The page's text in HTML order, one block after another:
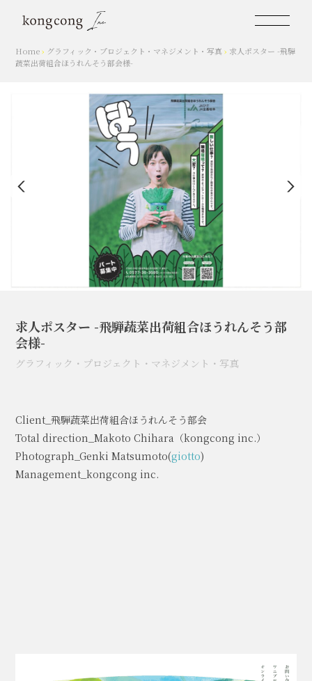
Home › グラフィック ・ プロジェクト ・ マネジメント ・写真 › 求人ポスター -飛騨
蔬菜出荷組合ほうれんそう部会様-
求人ポスター -飛騨蔬菜出荷組合ほうれんそう部
会様-
グラフィック ・ プロジェクト ・ マネジメント ・ 写真
Client_飛騨蔬菜出荷組合ほうれんそう部会
Total direction_Makoto Chihara（kongcong inc.）
Photograph_Genki Matsumoto(giotto)
Management_kongcong inc.